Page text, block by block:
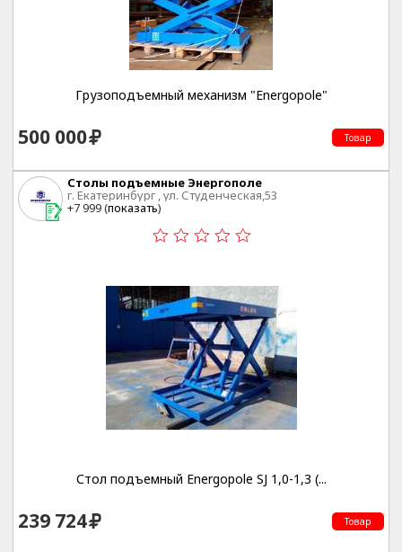
Грузоподъемный механизм "Energopole"
500 000 Товар
Столы подъемные Энергополе
г. Екатеринбург , ул. Студенческая,53
+7 999 (показать)
Стол подъемный Energopole SJ 1,0-1,3 (...
239 724 Товар